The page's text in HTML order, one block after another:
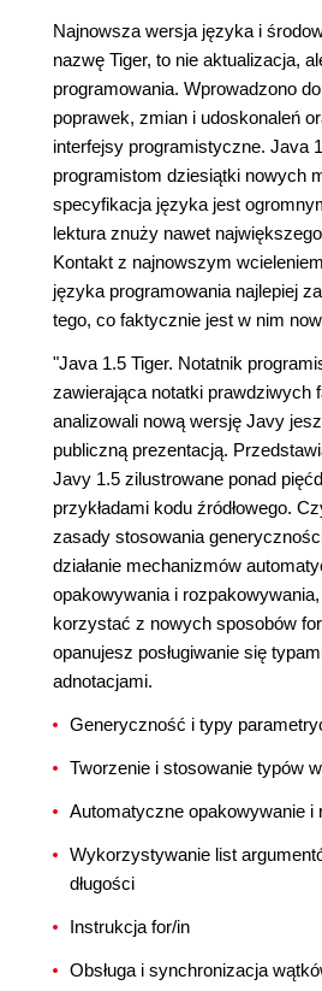
Najnowsza wersja języka i
nazwę Tiger, to nie aktualizacja,
programowania. Wprowadzono
poprawek, zmian i udoskonaleń
interfejsy programistyczne. Java
programistom dziesiątki nowych
specyfikacja języka jest
lektura znuży nawet
Kontakt z najnowszym
języka programowania najlepiej
tego, co faktycznie jest w nim
"Java 1.5 Tiger. Notatnik
zawierająca notatki prawdziwych
analizowali nową wersję Javy
publiczną prezentacją.
Javy 1.5 zilustrowane ponad
przykładami kodu źródłowego.
zasady stosowania
działanie mechanizmów
opakowywania i
korzystać z nowych sposobów
opanujesz posługiwanie się
adnotacjami.
Generyczność i typy
Tworzenie i stosowanie typów
Automatyczne opakowywanie i
Wykorzystywanie list
długości
Instrukcja for/in
Obsługa i synchronizacja